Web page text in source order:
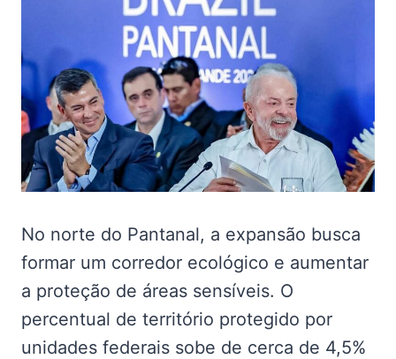
No norte do Pantanal, a expansão busca
formar um corredor ecológico e aumentar
a proteção de áreas sensíveis. O
percentual de território protegido por
unidades federais sobe de cerca de 4,5%